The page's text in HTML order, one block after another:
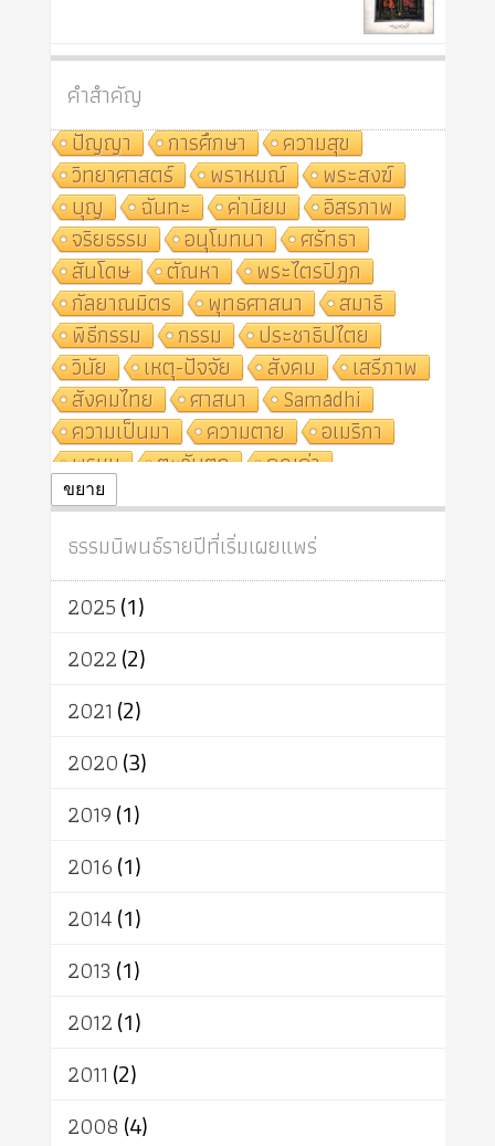
คำสำคัญ
ปัญญา
การศึกษา
ความสุข
วิทยาศาสตร์
พราหมณ์
พระสงฆ์
บุญ
ฉันทะ ค่านิยม
อิสรภาพ
จริยธรรม
อนุโมทนา
ศรัทธา
สันโดษ
ตัณหา
พระไตรปิฎก
กัลยาณมิตร
พุทธศาสนา
สมาธิ
พิธีกรรม
กรรม
ประชาธิปไตย
วินัย
เหตุ-ปัจจัย สังคม
เสรีภาพ
สังคมไทย
ศาสนา
Samādhi
ความเป็นมา
ความตาย
อเมริกา
พรหม
ตะวันตก
คุณค่า
ปฏิจจสมุปบาท
ศาสนาประจำชาติ
อินเดีย
ผู้บริโภค
ธรรมาธิปไตย
จักร
การแยกรัฐกับศาสนา
ธรรมชาติ
เทคโนโลยี
สิทธิ
พุทธบริษัท
อัตถะ
เทวดา
ขยาย
ธรรมนิพนธ์รายปีที่เริ่มเผยแพร่
2025(1)
2022(2)
2021 (2)
2020(3)
2019(1)
2016(1)
2014(1)
2013 (1)
2012(1)
2011 (2)
2008 (4)